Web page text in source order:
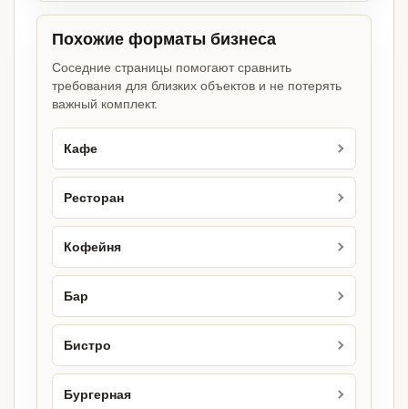
Похожие форматы бизнеса
Соседние страницы помогают сравнить
требования для близких объектов и не потерять
важный комплект.
Кафе
Ресторан
Кофейня
Бар
Бистро
Бургерная